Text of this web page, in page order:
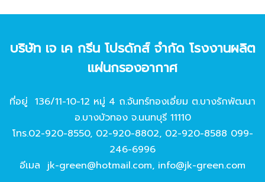
บริษัท เจ เค กรีน โปรดักส์ จํากัด โรงงานผลิต
แผ่นกรองอากาศ
ที่อยู่ 136/11-10-12 หมู่ 4 ถ.จันทร์ทองเอี่ยม ต.บางรักพัฒนา
อ.บางบัวทอง จ.นนทบุรี 11110
โทร.02-920-8550, 02-920-8802, 02-920-8588 099-
246-6996
อีเมล jk-green@hotmail.com, info@jk-green.com